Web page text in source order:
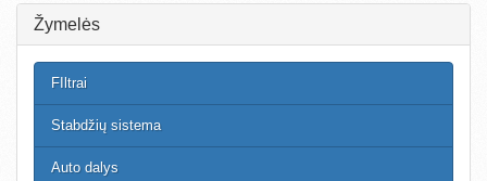
Žymelės
FIltrai
Stabdžių sistema
Auto dalys